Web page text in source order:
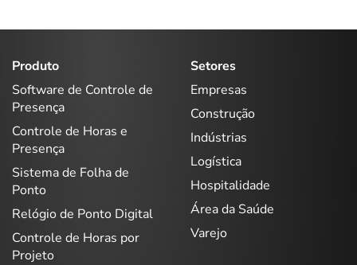
Produto
Software de Controle de
Presença
Controle de Horas e
Presença
Sistema de Folha de
Ponto
Relógio de Ponto Digital
Controle de Horas por
Projeto
Setores
Empresas
Construção
Indústrias
Logística
Hospitalidade
Área da Saúde
Varejo